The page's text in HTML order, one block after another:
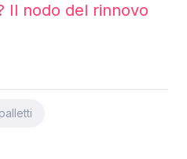
Il nodo del rinnovo